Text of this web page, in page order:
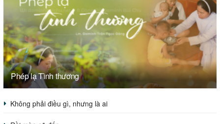
Phép lạ Tình thương
Không phải điều gì, nhưng là ai